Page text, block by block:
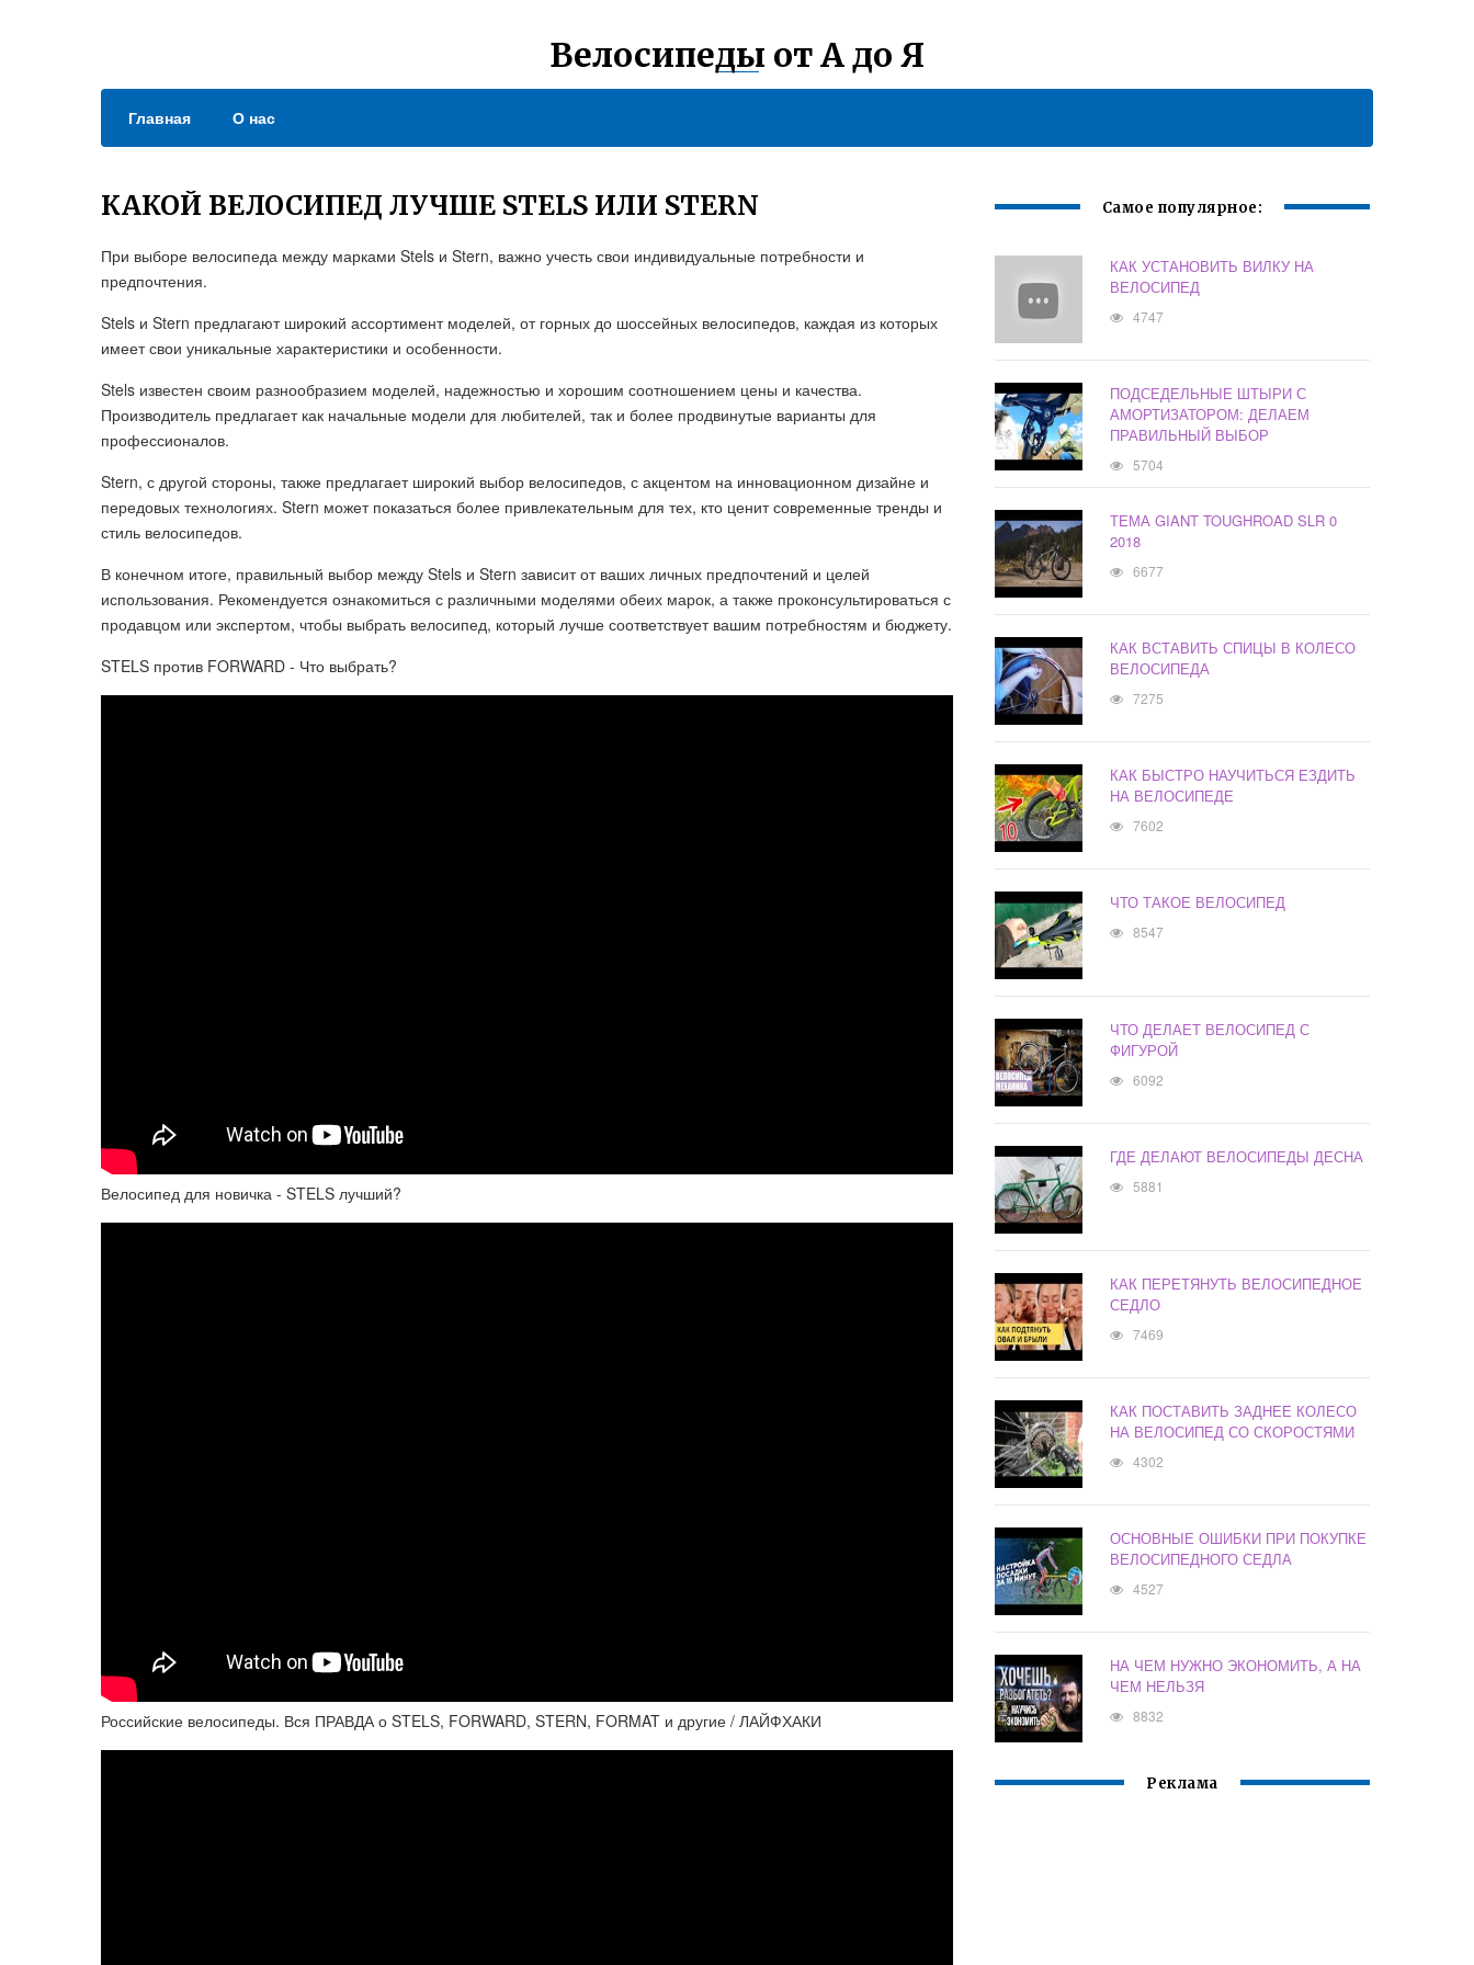
Велосипеды от А до Я
Главная О нас
КАКОЙ ВЕЛОСИПЕД ЛУЧШЕ STELS ИЛИ STERN
При выборе велосипеда между марками Stels и Stern, важно учесть свои индивидуальные потребности и
предпочтения.
Stels и Stern предлагают широкий ассортимент моделей, от горных до шоссейных велосипедов, каждая из которых
имеет свои уникальные характеристики и особенности.
Stels известен своим разнообразием моделей, надежностью и хорошим соотношением цены и качества.
Производитель предлагает как начальные модели для любителей, так и более продвинутые варианты для
профессионалов.
Stern, с другой стороны, также предлагает широкий выбор велосипедов, с акцентом на инновационном дизайне и
передовых технологиях. Stern может показаться более привлекательным для тех, кто ценит современные тренды и
стиль велосипедов.
В конечном итоге, правильный выбор между Stels и Stern зависит от ваших личных предпочтений и целей
использования. Рекомендуется ознакомиться с различными моделями обеих марок, а также проконсультироваться с
продавцом или экспертом, чтобы выбрать велосипед, который лучше соответствует вашим потребностям и бюджету.
STELS против FORWARD - Что выбрать?
Велосипед для новичка - STELS лучший?
Российские велосипеды. Вся ПРАВДА о STELS, FORWARD, STERN, FORMAT и другие / ЛАЙФХАКИ
Самое популярное:
КАК УСТАНОВИТЬ ВИЛКУ НА
ВЕЛОСИПЕД
4747
ПОДСЕДЕЛЬНЫЕ ШТЫРИ С
АМОРТИЗАТОРОМ: ДЕЛАЕМ
ПРАВИЛЬНЫЙ ВЫБОР
5704
ТЕМА GIANT TOUGHROAD SLR 0
2018
6677
КАК ВСТАВИТЬ СПИЦЫ В КОЛЕСО
ВЕЛОСИПЕДА
7275
КАК БЫСТРО НАУЧИТЬСЯ ЕЗДИТЬ
НА ВЕЛОСИПЕДЕ
7602
ЧТО ТАКОЕ ВЕЛОСИПЕД
8547
ЧТО ДЕЛАЕТ ВЕЛОСИПЕД С
ФИГУРОЙ
6092
ГДЕ ДЕЛАЮТ ВЕЛОСИПЕДЫ ДЕСНА
5881
КАК ПЕРЕТЯНУТЬ ВЕЛОСИПЕДНОЕ
СЕДЛО
7469
КАК ПОСТАВИТЬ ЗАДНЕЕ КОЛЕСО
НА ВЕЛОСИПЕД СО СКОРОСТЯМИ
4302
ОСНОВНЫЕ ОШИБКИ ПРИ ПОКУПКЕ
ВЕЛОСИПЕДНОГО СЕДЛА
4527
НА ЧЕМ НУЖНО ЭКОНОМИТЬ, А НА
ЧЕМ НЕЛЬЗЯ
8832
Реклама